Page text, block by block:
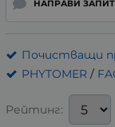
НАПРАВИ
Почистващи
PHYTOMER /
Рейтинг: